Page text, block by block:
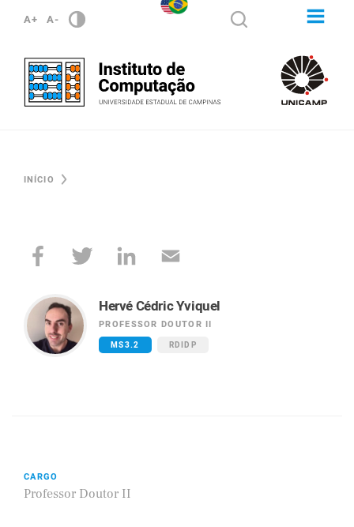
A+ A-
INÍCIO
Hervé Cédric Yviquel
PROFESSOR DOUTOR II
MS3.2 RDIDP
CARGO
Professor Doutor II